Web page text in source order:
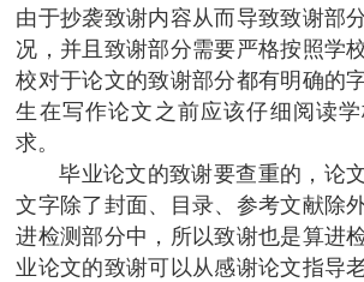
由于抄袭致谢内容从而导致致谢部
况，并且致谢部分需要严格按照学
校对于论文的致谢部分都有明确的
生在写作论文之前应该仔细阅读
求。
毕业论文的致谢要查重的，论
文字除了封面、目录、参考文献除
进检测部分中，所以致谢也是算进
业论文的致谢可以从感谢论文指导